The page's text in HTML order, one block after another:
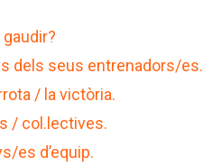
dels seus entrenadors/es.
/ la victòria.
/ col.lectives.
es d’equip.